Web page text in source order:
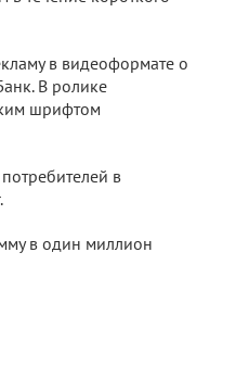
в видеоформате о
В ролике
шрифтом
в
в один миллион